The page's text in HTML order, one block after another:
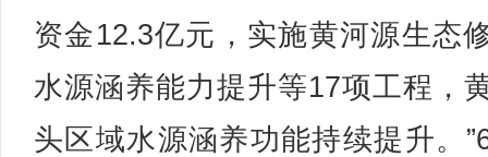
资金12.3亿元，实施黄河源生态
水源涵养能力提升等17项工程，
头区域水源涵养功能持续提升。